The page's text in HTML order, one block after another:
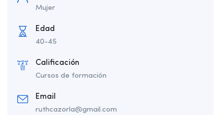
Mujer
Edad
40-45
Calificación
Cursos de formación
Email
ruthcazorla@gmail.com